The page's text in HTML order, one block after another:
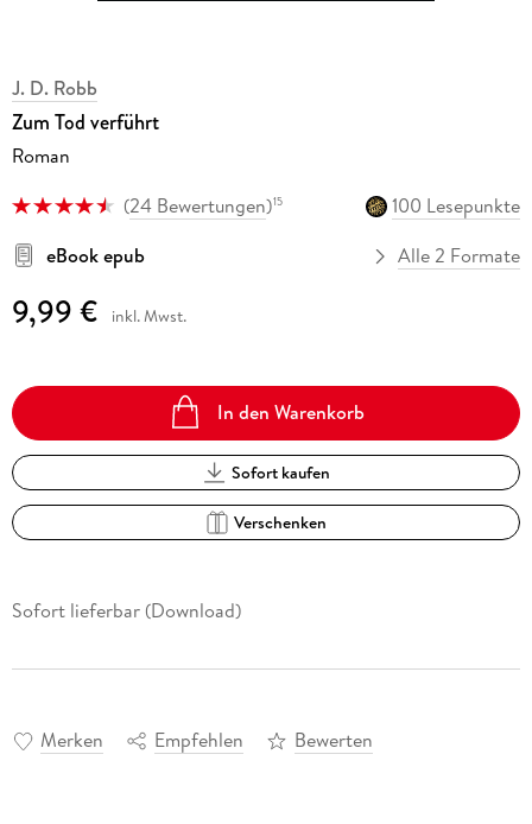
J. D. Robb
Zum Tod verführt
Roman
(24 Bewertungen)15
100 Lesepunkte
eBook epub
Alle 2 Formate
9,99 € inkl. Mwst.
In den Warenkorb
Sofort kaufen
Verschenken
Sofort lieferbar (Download)
Merken Empfehlen Bewerten